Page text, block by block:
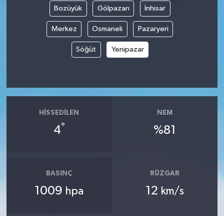
Bozüyük Gölpazarı İnhisar
Merkez Osmaneli Pazaryeri
Söğüt Yenipazar
HISSEDILEN
4°
NEM
%81
BASINÇ
1009 hpa
RÜZGAR
12 km/s